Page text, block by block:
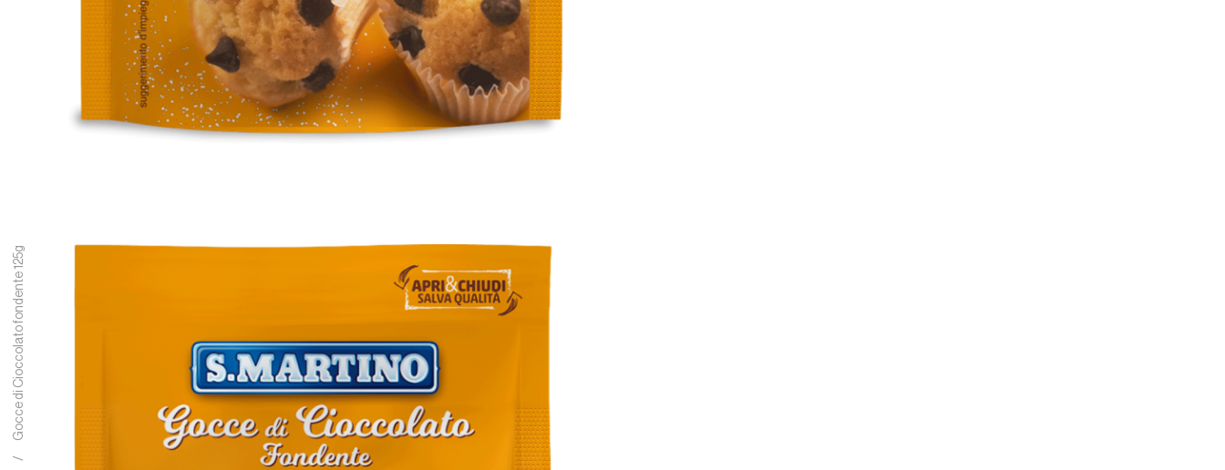
Gocce di Cioccolato fondente 125g